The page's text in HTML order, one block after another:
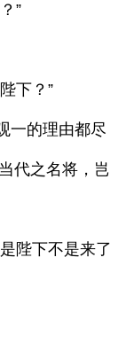
”
下？”
一的理由都尽
代之名将，岂
陛下不是来了